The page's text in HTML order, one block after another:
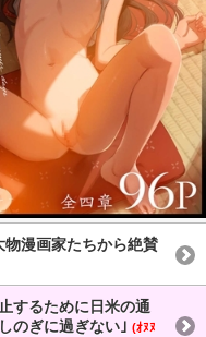
物漫画家たちから絶賛
するために日米の通
のぎに過ぎない｣ (ｵﾇﾇ